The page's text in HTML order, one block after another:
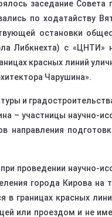
заседание
по ходатайству
остановки
Либкнехта) с «ЦНТИ»
красных линий
Чарушина».
и
– участницы научно-
направления
проведении научно-
города Кирова на
границах красных
или проездом и не